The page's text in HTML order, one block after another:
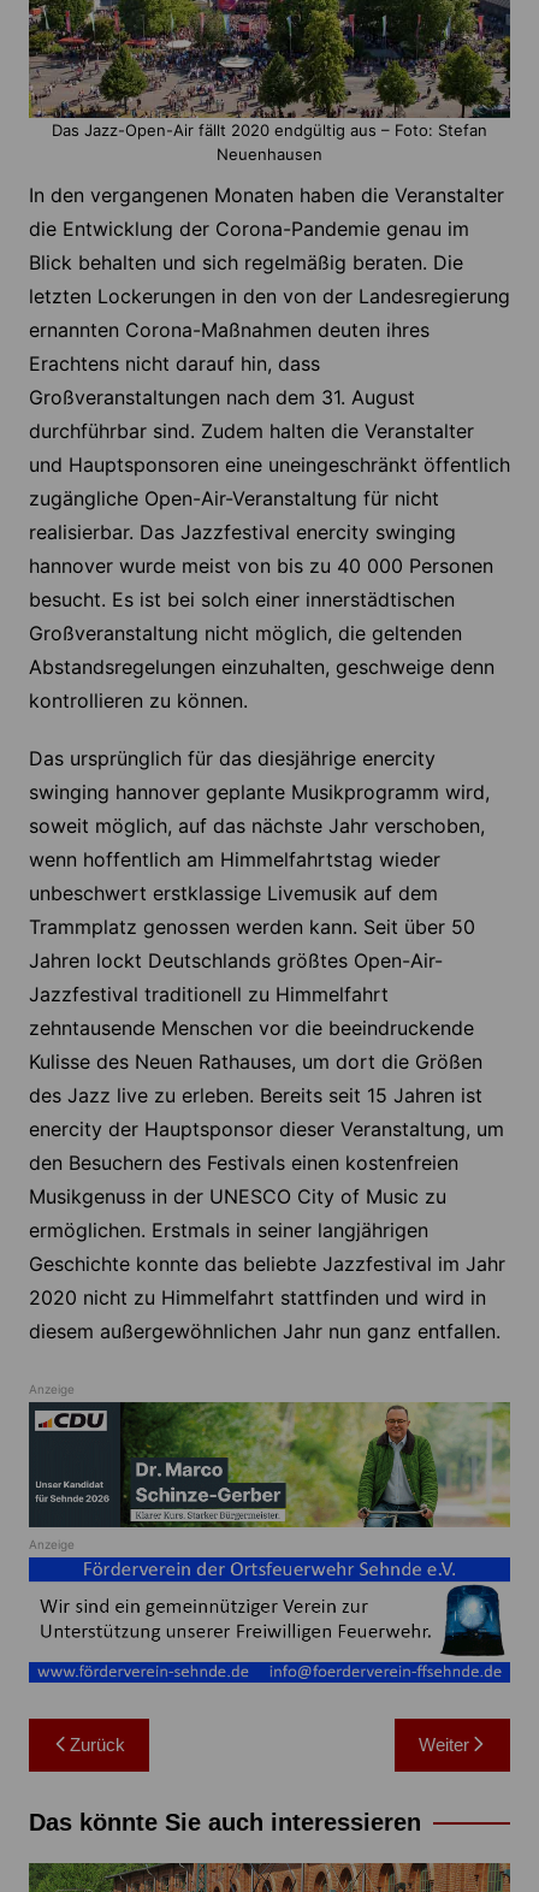
Das Jazz-Open-Air fällt 2020 endgültig aus – Foto: Stefan
Neuenhausen
In den vergangenen Monaten haben die Veranstalter
die Entwicklung der Corona-Pandemie genau im
Blick behalten und sich regelmäßig beraten. Die
letzten Lockerungen in den von der Landesregierung
ernannten Corona-Maßnahmen deuten ihres
Erachtens nicht darauf hin, dass
Großveranstaltungen nach dem 31. August
durchführbar sind. Zudem halten die Veranstalter
und Hauptsponsoren eine uneingeschränkt öffentlich
zugängliche Open-Air-Veranstaltung für nicht
realisierbar. Das Jazzfestival enercity swinging
hannover wurde meist von bis zu 40 000 Personen
besucht. Es ist bei solch einer innerstädtischen
Großveranstaltung nicht möglich, die geltenden
Abstandsregelungen einzuhalten, geschweige denn
kontrollieren zu können.
Das ursprünglich für das diesjährige enercity
swinging hannover geplante Musikprogramm wird,
soweit möglich, auf das nächste Jahr verschoben,
wenn hoffentlich am Himmelfahrtstag wieder
unbeschwert erstklassige Livemusik auf dem
Trammplatz genossen werden kann. Seit über 50
Jahren lockt Deutschlands größtes Open-Air-
Jazzfestival traditionell zu Himmelfahrt
zehntausende Menschen vor die beeindruckende
Kulisse des Neuen Rathauses, um dort die Größen
des Jazz live zu erleben. Bereits seit 15 Jahren ist
enercity der Hauptsponsor dieser Veranstaltung, um
den Besuchern des Festivals einen kostenfreien
Musikgenuss in der UNESCO City of Music zu
ermöglichen. Erstmals in seiner langjährigen
Geschichte konnte das beliebte Jazzfestival im Jahr
2020 nicht zu Himmelfahrt stattfinden und wird in
diesem außergewöhnlichen Jahr nun ganz entfallen.
Anzeige
Anzeige
Beitragsnavigation
Zurück Weiter
Das könnte Sie auch interessieren